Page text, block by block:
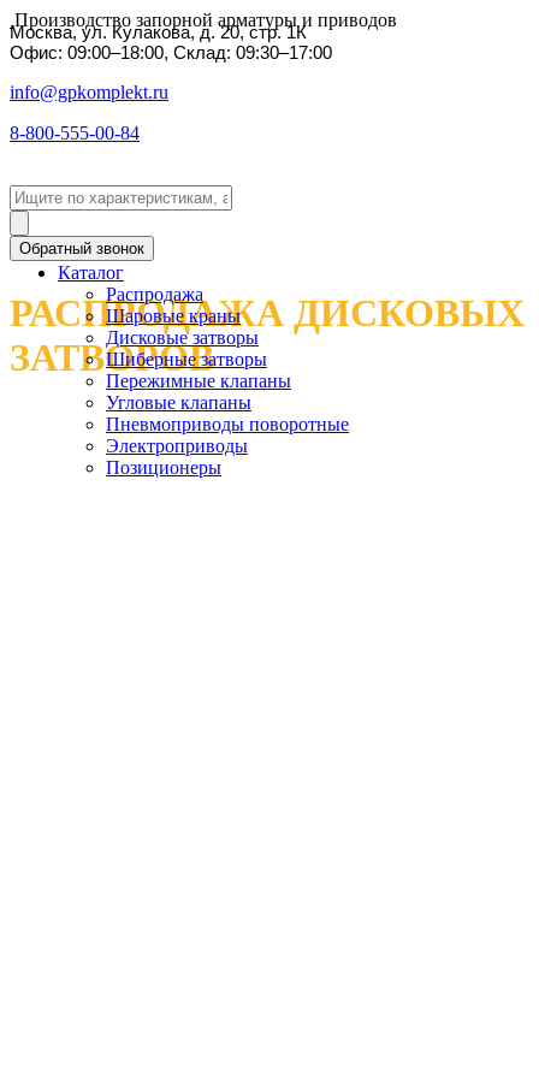
Производство запорной арматуры и приводов
Москва, ул. Кулакова, д. 20, стр. 1К
Офис: 09:00–18:00, Склад: 09:30–17:00
info@gpkomplekt.ru
8-800-555-00-84
Обратный звонок
РАСПРОДАЖА ДИСКОВЫХ
ЗАТВОРОВ
Каталог
Распродажа
Шаровые краны
Дисковые затворы
Шиберные затворы
Пережимные клапаны
Угловые клапаны
Пневмоприводы поворотные
Электроприводы
Позиционеры